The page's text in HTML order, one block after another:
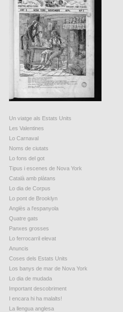
Un viatge als Estats Units
Les Valentines
Lo Carnaval
Noms de ciutats
Lo fons del got
Tipus i escenes de Nova York
Català amb plàtans
Lo dia de Corpus
Lo pont de Brooklyn
Anglès a l'espanyola
Quatre gats
Panxes grosses
Lo ferrocarril elevat
Anuncis
Coses dels Estats Units
Los banys de mar de Nova York
Lo dia de mudada
Important descobriment
I encara hi ha malalts!
La llengua anglesa